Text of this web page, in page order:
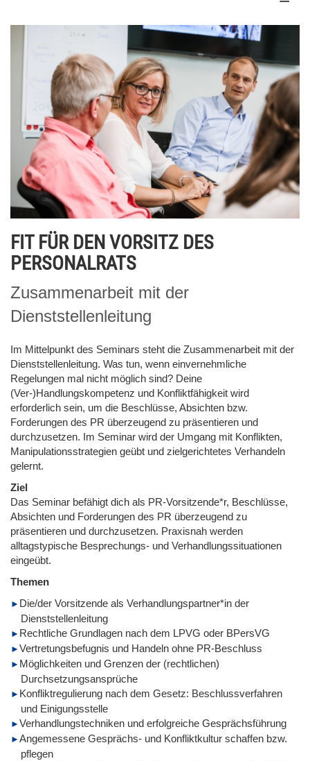
FIT FÜR DEN VORSITZ DES
PERSONALRATS
Zusammenarbeit mit der
Dienststellenleitung
Im Mittelpunkt des Seminars steht die Zusammenarbeit mit der
Dienststellenleitung. Was tun, wenn einvernehmliche
Regelungen mal nicht möglich sind? Deine
(Ver-)Handlungskompetenz und Konfliktfähigkeit wird
erforderlich sein, um die Beschlüsse, Absichten bzw.
Forderungen des PR überzeugend zu präsentieren und
durchzusetzen. Im Seminar wird der Umgang mit Konflikten,
Manipulationsstrategien geübt und zielgerichtetes Verhandeln
gelernt.
Ziel
Das Seminar befähigt dich als PR-Vorsitzende*r, Beschlüsse,
Absichten und Forderungen des PR überzeugend zu
präsentieren und durchzusetzen. Praxisnah werden
alltagstypische Besprechungs- und Verhandlungssituationen
eingeübt.
Themen
Die/der Vorsitzende als Verhandlungspartner*in der
Dienststellenleitung
Rechtliche Grundlagen nach dem LPVG oder BPersVG
Vertretungsbefugnis und Handeln ohne PR-Beschluss
Möglichkeiten und Grenzen der (rechtlichen)
Durchsetzungsansprüche
Konfliktregulierung nach dem Gesetz: Beschlussverfahren
und Einigungsstelle
Verhandlungstechniken und erfolgreiche Gesprächsführung
Angemessene Gesprächs- und Konfliktkultur schaffen bzw.
pflegen